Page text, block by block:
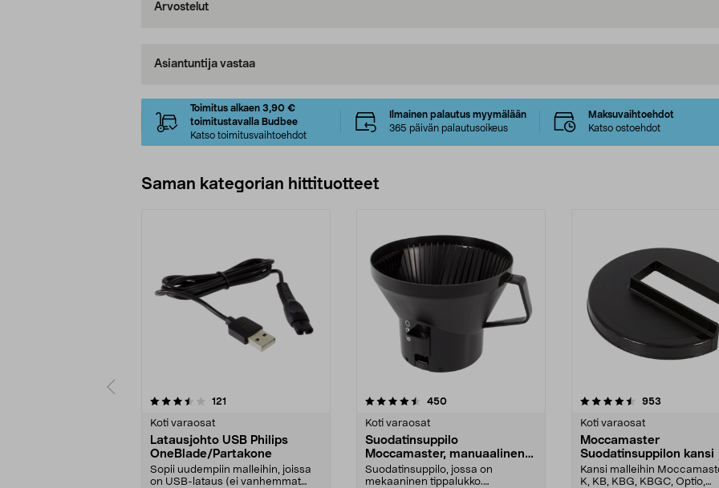
Arvostelut
Asiantuntija vastaa
Toimitus alkaen 3,90 €
toimitustavalla Budbee
Katso toimitusvaihtoehdot
Ilmainen palautus myymälään
365 päivän palautusoikeus
Maksuvaihtoehdot
Katso ostoehdot
Saman kategorian hittituotteet
121
Koti varaosat
Latausjohto USB Philips
OneBlade/Partakone
Sopii uudempiin malleihin, joissa
on USB-lataus (ei vanhemmat
4.5 viidestä
450arvostelut
Koti varaosat
Suodatinsuppilo
Moccamaster, manuaalinen
tippalukko
Suodatinsuppilo, jossa on
mekaaninen tippalukko.
4.5 viidestä
953
Koti varaosat
Moccamaster
Suodatinsuppilon kansi
Kansi malleihin
K, KB, KBG, KBGC, Optio,
4.5 viidestä